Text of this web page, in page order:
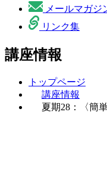
メールマガジ
リンク集
講座情報
トップページ
講座情報
夏期28：〈簡